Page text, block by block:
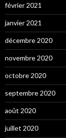
février 2021
janvier 2021
décembre 2020
novembre 2020
octobre 2020
septembre 2020
août 2020
juillet 2020